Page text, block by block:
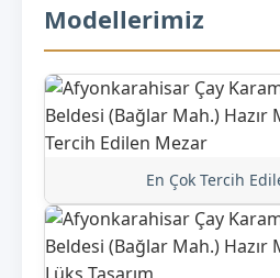
Modellerimiz
En Çok Tercih